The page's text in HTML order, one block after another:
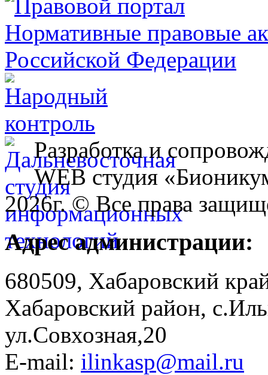
Разработка и
WEB студия
2026г. © Все права
Адрес администрации:
680509, Хабаровский
Хабаровский район,
ул.Совхозная,20
E-mail: ilinkasp@mail.ru